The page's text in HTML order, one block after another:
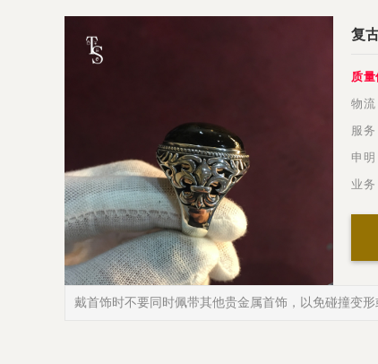
复
质
物流
服务
申明
业务
戴首饰时不要同时佩带其他贵金属首饰，以免碰撞变